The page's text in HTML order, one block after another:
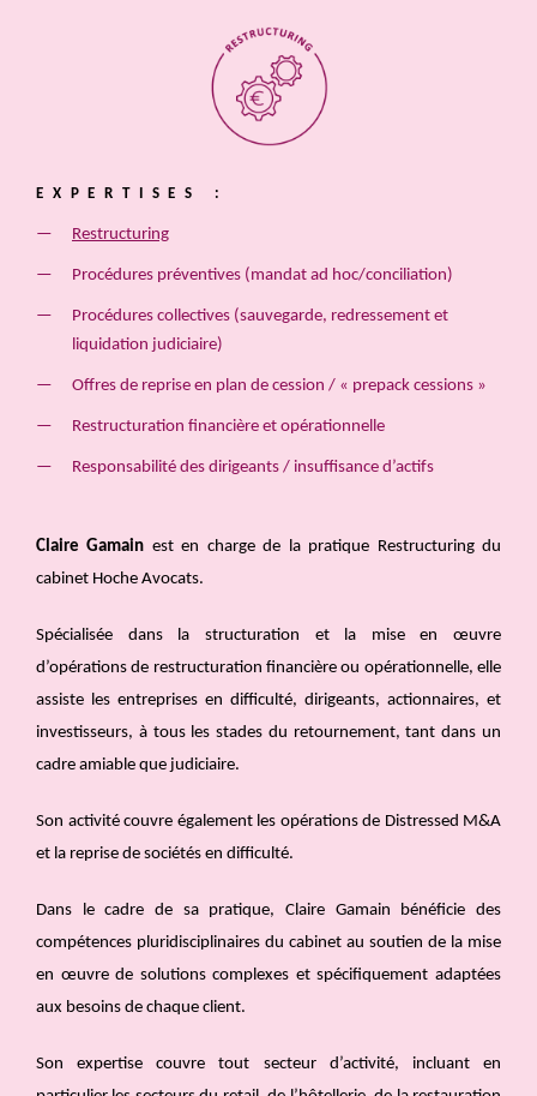
Claire Gamain est en charge de la pratique Restructuring du
cabinet Hoche Avocats.
Spécialisée dans la structuration et la mise en œuvre
d’opérations de restructuration financière ou opérationnelle, elle
assiste les entreprises en difficulté, dirigeants, actionnaires, et
investisseurs, à tous les stades du retournement, tant dans un
cadre amiable que judiciaire.
Son activité couvre également les opérations de Distressed M&A
et la reprise de sociétés en difficulté.
Dans le cadre de sa pratique, Claire Gamain bénéficie des
compétences pluridisciplinaires du cabinet au soutien de la mise
en œuvre de solutions complexes et spécifiquement adaptées
aux besoins de chaque client.
Son expertise couvre tout secteur d’activité, incluant en
EXPERTISES :
Restructuring
Procédures préventives (mandat ad hoc/conciliation)
Procédures collectives (sauvegarde, redressement et
liquidation judiciaire)
Offres de reprise en plan de cession / « prepack cessions »
Restructuration financière et opérationnelle
Responsabilité des dirigeants / insuffisance d’actifs